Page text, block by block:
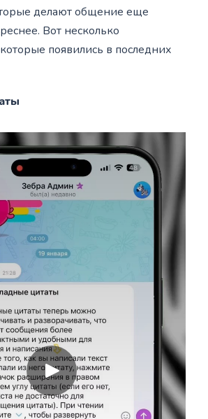
делают общение еще
Вот несколько
появились в последних